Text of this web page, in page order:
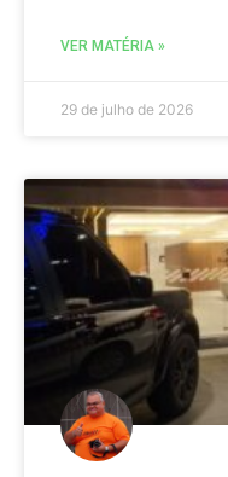
VER MATÉRIA »
29 de julho de 2026